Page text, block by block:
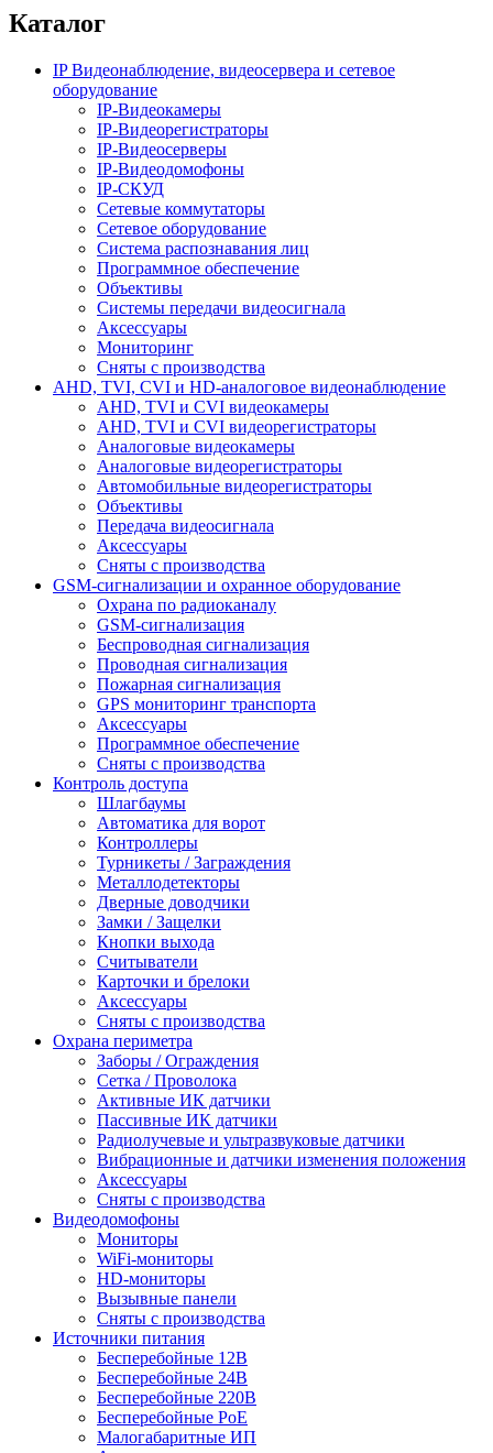
Каталог
IP Видеонаблюдение, видеосервера и сетевое
оборудование
IP-Видеокамеры
IP-Видеорегистраторы
IP-Видеосерверы
IP-Видеодомофоны
IP-СКУД
Сетевые коммутаторы
Сетевое оборудование
Система распознавания лиц
Программное обеспечение
Объективы
Системы передачи видеосигнала
Аксессуары
Мониторинг
Сняты с производства
AHD, TVI, CVI и HD-аналоговое видеонаблюдение
AHD, TVI и CVI видеокамеры
AHD, TVI и CVI видеорегистраторы
Аналоговые видеокамеры
Аналоговые видеорегистраторы
Автомобильные видеорегистраторы
Объективы
Передача видеосигнала
Аксессуары
Сняты с производства
GSM-сигнализации и охранное оборудование
Охрана по радиоканалу
GSM-сигнализация
Беспроводная сигнализация
Проводная сигнализация
Пожарная сигнализация
GPS мониторинг транспорта
Аксессуары
Программное обеспечение
Сняты с производства
Контроль доступа
Шлагбаумы
Автоматика для ворот
Контроллеры
Турникеты / Заграждения
Металлодетекторы
Дверные доводчики
Замки / Защелки
Кнопки выхода
Считыватели
Карточки и брелоки
Аксессуары
Сняты с производства
Охрана периметра
Заборы / Ограждения
Сетка / Проволока
Активные ИК датчики
Пассивные ИК датчики
Радиолучевые и ультразвуковые датчики
Вибрационные и датчики изменения положения
Аксессуары
Сняты с производства
Видеодомофоны
Мониторы
WiFi-мониторы
HD-мониторы
Вызывные панели
Сняты с производства
Источники питания
Бесперебойные 12В
Бесперебойные 24В
Бесперебойные 220В
Бесперебойные PoE
Малогабаритные ИП